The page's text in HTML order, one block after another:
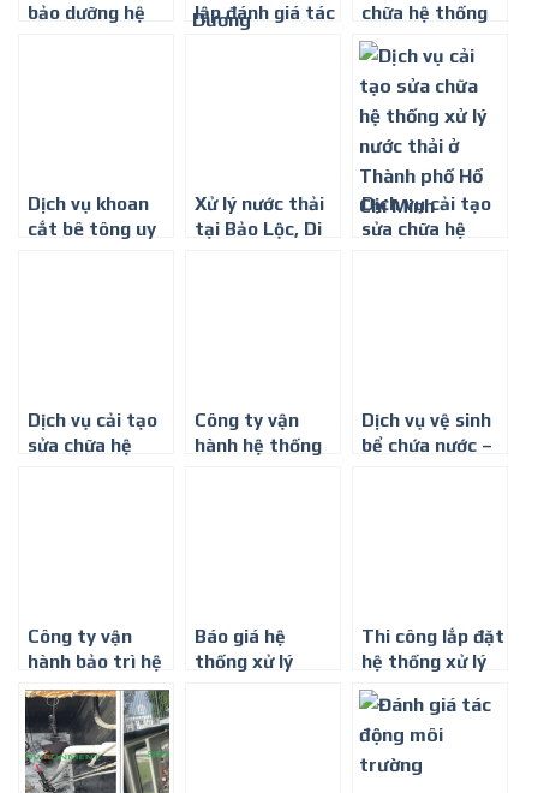
bảo dưỡng hệ
lập đánh giá tác
chữa hệ thống
xử lý nước thải ở
Bình Dương
Dịch vụ khoan
cắt bê tông uy
Xử lý nước thải
tại Bảo Lộc, Di
Dịch vụ cải tạo
sửa chữa hệ
Dịch vụ cải tạo
sửa chữa hệ
Công ty vận
hành hệ thống
Dịch vụ vệ sinh
bể chứa nước –
Công ty vận
hành bảo trì hệ
thống xử lý
nước thải ở Bình
Dương
Báo giá hệ
thống xử lý
Thi công lắp đặt
hệ thống xử lý
nước thải phòng
khám nha khoa
ở Đồng Nai